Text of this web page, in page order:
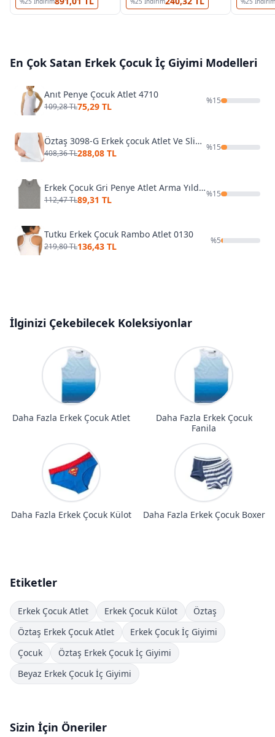
En Çok Satan Erkek Çocuk İç Giyimi Modelleri
Anıt Penye Çocuk Atlet 4710
109,28 TL75,29 TL
%15
Öztaş 3098-G Erkek çocuk Atlet Ve Slip Takımı
408,36 TL288,08 TL
%15
Erkek Çocuk Gri Penye Atlet Arma Yıldız 5502
112,47 TL89,31 TL
%15
Tutku Erkek Çocuk Rambo Atlet 0130
219,80 TL136,43 TL
%5
İlginizi Çekebilecek Koleksiyonlar
Daha Fazla Erkek Çocuk Atlet
Daha Fazla Erkek Çocuk
Fanila
Daha Fazla Erkek Çocuk Külot Daha Fazla Erkek Çocuk Boxer
Etiketler
Erkek Çocuk Atlet Erkek Çocuk Külot
Öztaş
Öztaş Erkek Çocuk Atlet
Erkek Çocuk İç Giyimi
Çocuk
Öztaş Erkek Çocuk İç Giyimi
Beyaz Erkek Çocuk İç Giyimi
Sizin İçin Öneriler